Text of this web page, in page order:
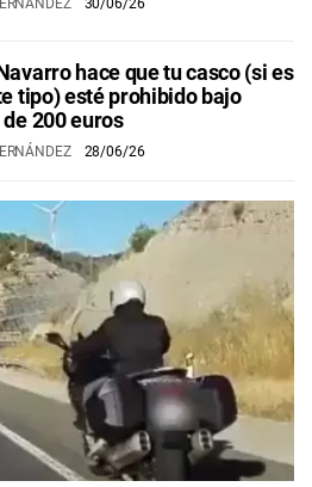
30/06/26
hace que tu casco (si es
tipo) esté prohibido bajo
200 euros
28/06/26